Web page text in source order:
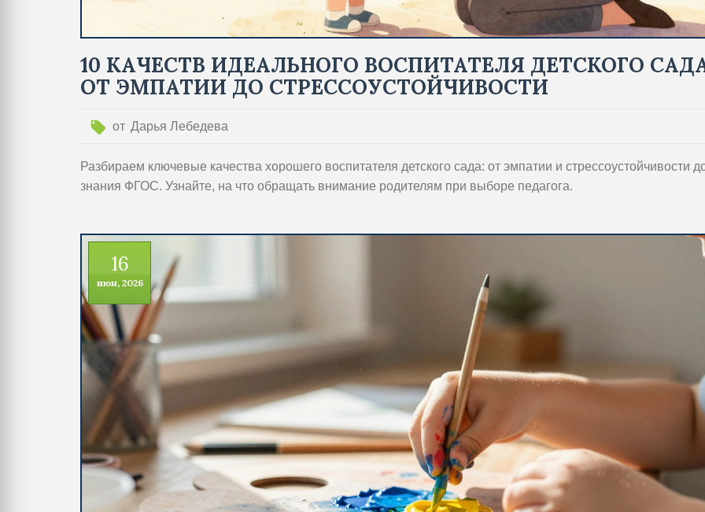
10 КАЧЕСТВ ИДЕАЛЬНОГО ВОСПИТАТЕЛЯ ДЕТСКОГО
ОТ ЭМПАТИИ ДО СТРЕССОУСТОЙЧИВОСТИ
от Дарья Лебедева
Разбираем ключевые качества хорошего воспитателя детского сада: от эмпатии и стрессоустойчивости
знания ФГОС. Узнайте, на что обращать внимание родителям при выборе педагога.
16
июн, 2026